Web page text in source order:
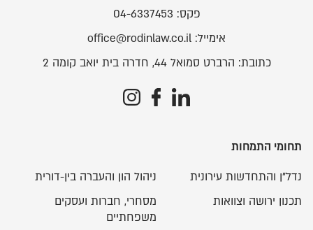
פקס: 04-6337453
אימייל: office@rodinlaw.co.il
כתובת: הרברט סמואל 44, חדרה בית יואב קומה 2
תחומי התמחות
נדל"ן והתחדשות עירונית
ניהול הון והעברה בין-דורית
תכנון ירושה וצוואות
מסחרי, חברות ועסקים
משפחתיים